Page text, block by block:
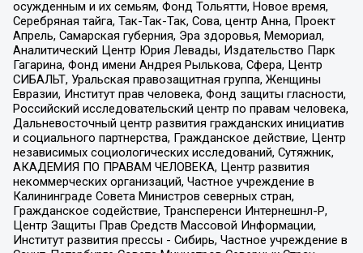
осужденным и их семьям, Фонд Тольятти, Новое время,
Серебряная тайга, Так-Так-Так, Сова, центр Анна, Проект
Апрель, Самарская губерния, Эра здоровья, Мемориал,
Аналитический Центр Юрия Левады, Издательство Парк
Гагарина, Фонд имени Андрея Рылькова, Сфера, Центр
СИБАЛЬТ, Уральская правозащитная группа, Женщины
Евразии, Институт прав человека, Фонд защиты гласности,
Российский исследовательский центр по правам человека,
Дальневосточный центр развития гражданских инициатив
и социального партнерства, Гражданское действие, Центр
независимых социологических исследований, Сутяжник,
АКАДЕМИЯ ПО ПРАВАМ ЧЕЛОВЕКА, Центр развития
некоммерческих организаций, Частное учреждение в
Калининграде Совета Министров северных стран,
Гражданское содействие, Трансперенси Интернешнл-Р,
Центр Защиты Прав Средств Массовой Информации,
Институт развития прессы - Сибирь, Частное учреждение в